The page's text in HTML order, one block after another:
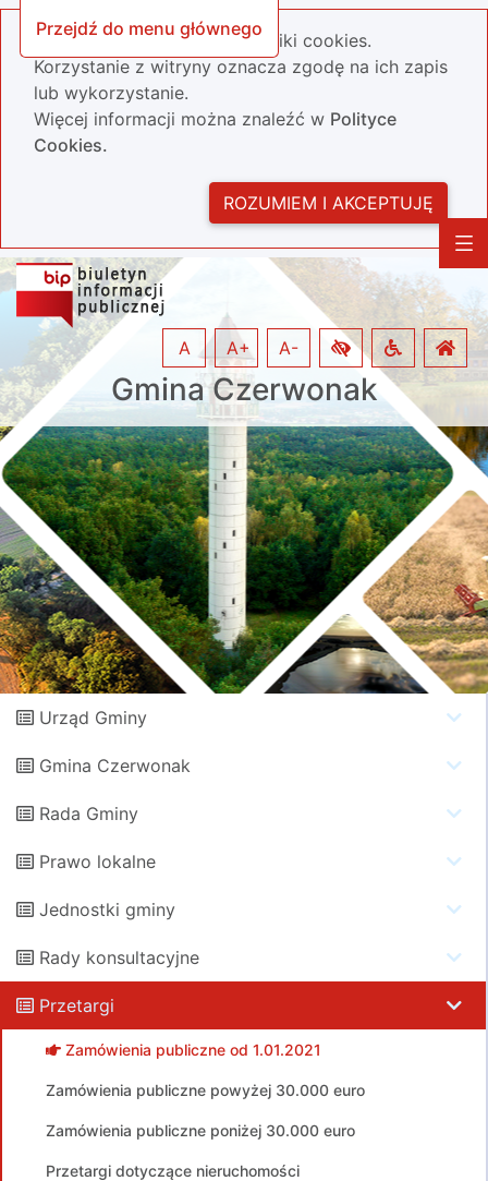
Przejdź do menu głównego
Nasza strona wykorzystuje pliki cookies.
Korzystanie z witryny oznacza zgodę na ich zapis
lub wykorzystanie.
Więcej informacji można znaleźć w Polityce
Cookies.
ROZUMIEM I AKCEPTUJĘ
Gmina Czerwonak
A A+ A-
Urząd Gminy
Gmina Czerwonak
Rada Gminy
Prawo lokalne
Jednostki gminy
Rady konsultacyjne
Przetargi
Zamówienia publiczne od 1.01.2021
Zamówienia publiczne powyżej 30.000 euro
Zamówienia publiczne poniżej 30.000 euro
Przetargi dotyczące nieruchomości